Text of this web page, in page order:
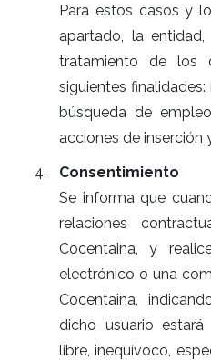
Para estos casos y
apartado, la
tratamiento de los
siguientes
búsqueda de
acciones de inserción
Consentimiento
Se informa que
relaciones
Cocentaina, y
electrónico o una
Cocentaina,
dicho usuario
libre, inequívoco,